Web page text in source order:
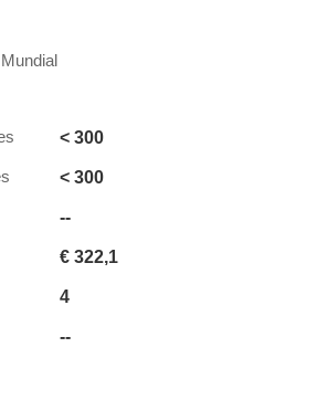
< 300
< 300
--
€ 322,1
4
--